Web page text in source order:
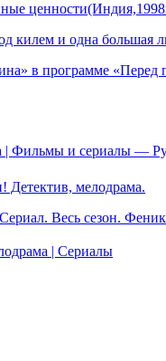
килем и одна
в программе «Перед
Фильмы и сериалы —
Детектив, мелодрама.
Весь сезон.
| Сериалы